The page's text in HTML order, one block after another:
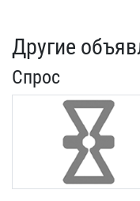
Другие
Спрос